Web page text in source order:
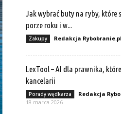
Jak wybrać buty na ryby, które
porze roku i w...
Zakupy Redakcja Rybobranie.pl
LexTool – AI dla prawnika,
kancelarii
Porady wędkarza Redakcja
18 marca 2026